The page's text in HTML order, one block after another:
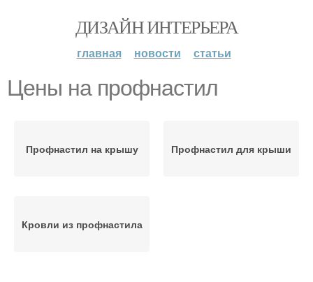
ДИЗАЙН ИНТЕРЬЕРА
главная новости статьи
Цены на профнастил
Профнастил на крышу Профнастил для крыши
Кровли из профнастила